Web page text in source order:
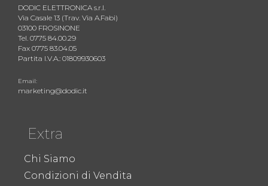
DODIC ELETTRONICA s.r.l.
Via Casale 13 (Trav. Via A.Fabi)
03100 FROSINONE
Tel. 0775 84.00.29
Fax 0775 83.04.05
Partita I.V.A.: 01809930603
Email:
marketing@dodic.it
Extra
Chi Siamo
Condizioni di Vendita